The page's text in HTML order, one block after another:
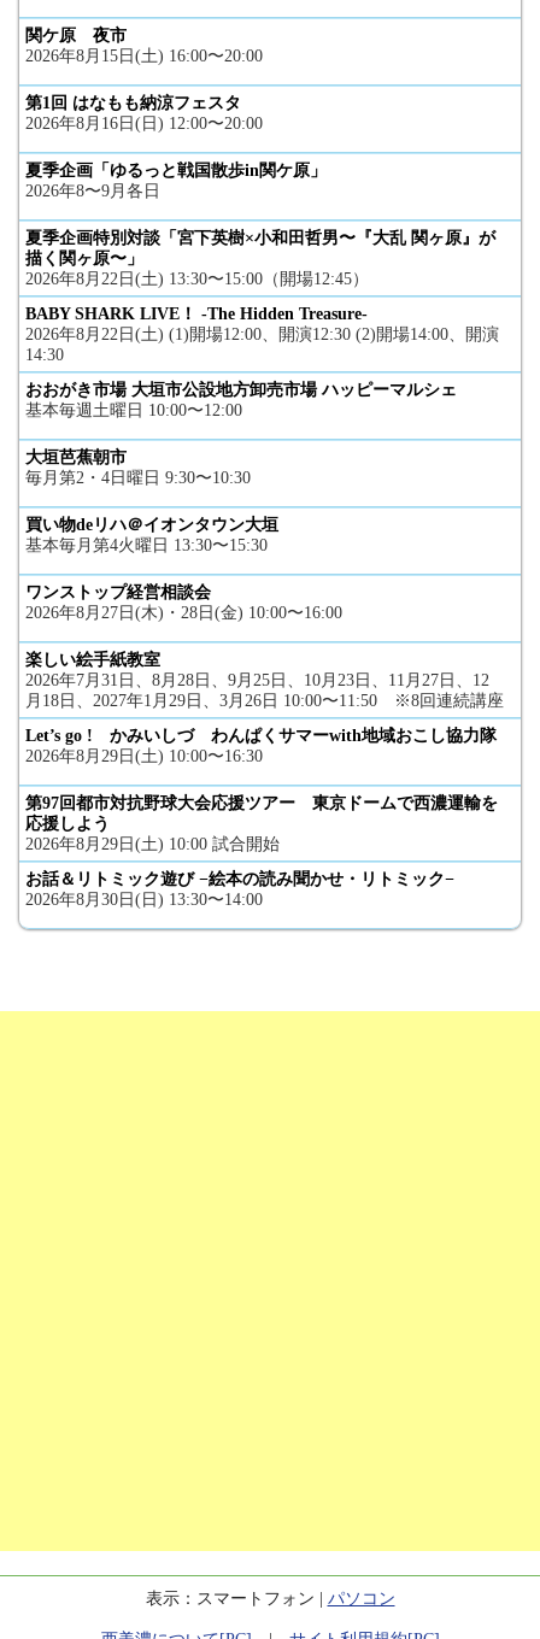
関ケ原 夜市
2026年8月15日(土) 16:00〜20:00
第1回 はなもも納涼フェスタ
2026年8月16日(日) 12:00〜20:00
夏季企画「ゆるっと戦国散歩in関ケ原」
2026年8〜9月各日
夏季企画特別対談「宮下英樹×小和田哲男〜『大乱 関ヶ原』が
描く関ヶ原〜」
2026年8月22日(土) 13:30〜15:00（開場12:45）
BABY SHARK LIVE！ -The Hidden Treasure-
2026年8月22日(土) (1)開場12:00、開演12:30 (2)開場14:00、開演
14:30
おおがき市場 大垣市公設地方卸売市場 ハッピーマルシェ
基本毎週土曜日 10:00〜12:00
大垣芭蕉朝市
毎月第2・4日曜日 9:30〜10:30
買い物deリハ＠イオンタウン大垣
基本毎月第4火曜日 13:30〜15:30
ワンストップ経営相談会
2026年8月27日(木)・28日(金) 10:00〜16:00
楽しい絵手紙教室
2026年7月31日、8月28日、9月25日、10月23日、11月27日、12
月18日、2027年1月29日、3月26日 10:00〜11:50 ※8回連続講座
Let’s go ! かみいしづ わんぱくサマーwith地域おこし協力隊
2026年8月29日(土) 10:00〜16:30
第97回都市対抗野球大会応援ツアー 東京ドームで西濃運輸を
応援しよう
2026年8月29日(土) 10:00 試合開始
お話＆リトミック遊び −絵本の読み聞かせ・リトミック−
2026年8月30日(日) 13:30〜14:00
表示：スマートフォン | パソコン